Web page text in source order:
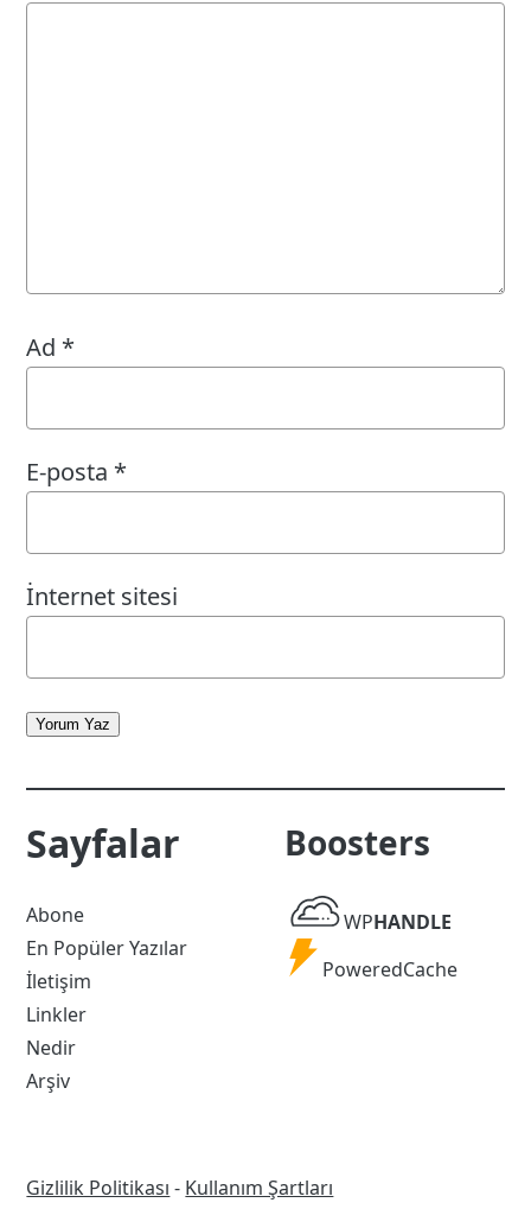
Ad *
E-posta *
İnternet sitesi
Yorum Yaz
Sayfalar
Abone
En Popüler Yazılar
İletişim
Linkler
Nedir
Arşiv
Boosters
WP
Handle
WPHANDLE
Powered
PoweredCache
Gizlilik Politikası - Kullanım Şartları